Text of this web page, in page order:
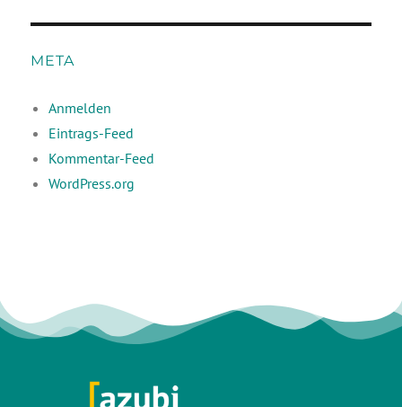
META
Anmelden
Eintrags-Feed
Kommentar-Feed
WordPress.org